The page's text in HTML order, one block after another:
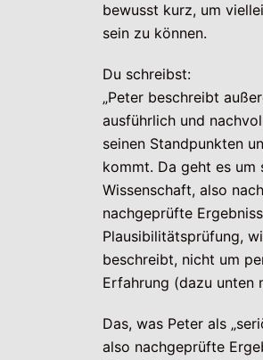
bewusst kurz, um
sein zu können.
Du schreibst:
„Peter beschreibt
ausführlich und
seinen Standpunkten
kommt. Da geht es um
Wissenschaft, also
nachgeprüfte
Plausibilitätsprüfung,
beschreibt, nicht um
Erfahrung (dazu unten
Das, was Peter als
also nachgeprüfte